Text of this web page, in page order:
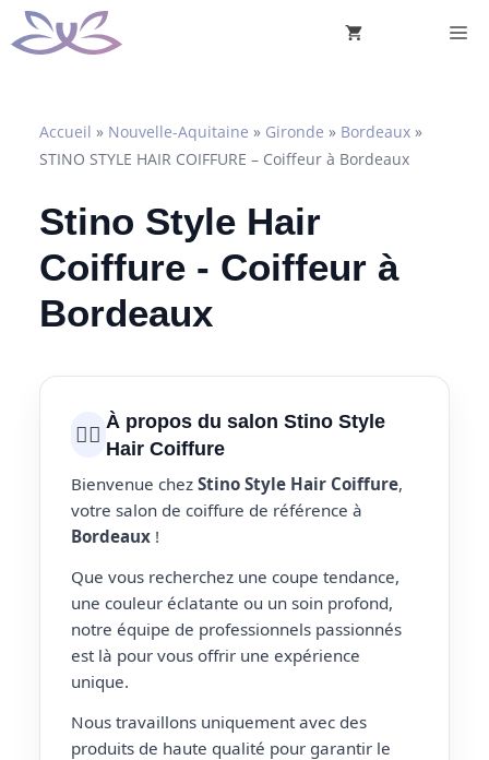
Aller
au
Accueil » Nouvelle-Aquitaine » Gironde » Bordeaux »
STINO STYLE HAIR COIFFURE – Coiffeur à Bordeaux
Stino Style Hair
Coiffure - Coiffeur à
Bordeaux
💇‍♀️ À propos du salon Stino Style
Hair Coiffure
Bienvenue chez Stino Style Hair Coiffure,
votre salon de coiffure de référence à
Bordeaux !
Que vous recherchez une coupe tendance,
une couleur éclatante ou un soin profond,
notre équipe de professionnels passionnés
est là pour vous offrir une expérience
unique.
Nous travaillons uniquement avec des
produits de haute qualité pour garantir le